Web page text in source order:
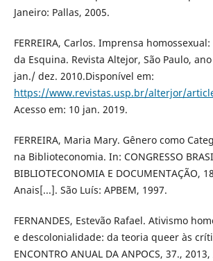
Janeiro: Pallas, 2005.
FERREIRA, Carlos. Imprensa
da Esquina. Revista Altejor, São Paulo,
jan./ dez. 2010.Disponível em:
https://www.revistas.usp.br/alterjor/
Acesso em: 10 jan. 2019.
FERREIRA, Maria Mary. Gênero como
na Biblioteconomia. In: CONGRESSO
BIBLIOTECONOMIA E DOCUMENTAÇÃO,
Anais[...]. São Luís: APBEM, 1997.
FERNANDES, Estevão Rafael. Ativismo
e descolonialidade: da teoria queer às
ENCONTRO ANUAL DA ANPOCS, 37.,